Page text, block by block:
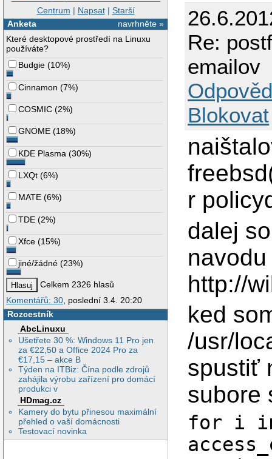
Centrum | Napsat| Starší
navrhněte »
Anketa
Které desktopové prostředí na Linuxu
používáte?
Budgie (10%)
Cinnamon (7%)
COSMIC (2%)
GNOME (18%)
KDE Plasma (30%)
LXQt (6%)
MATE (6%)
TDE (2%)
Xfce (15%)
jiné/žádné (23%)
Celkem 2326 hlasů
Komentářů: 30 , poslední 3.4. 20:20
Rozcestník
AbcLinuxu
Ušetřete 30 %: Windows 11 Pro jen
za €22,50 a Office 2024 Pro za
€17,15 – akce B
Týden na ITBiz: Čína podle zdrojů
zahájila výrobu zařízení pro domácí
produkci v
HDmag.cz
Kamery do bytu přinesou maximální
přehled o vaší domácnosti
Testovací novinka
Re:
emailov
Blokovat
r
dalej
navodu
http://
ked
/usr/
spustiť
subore
for i